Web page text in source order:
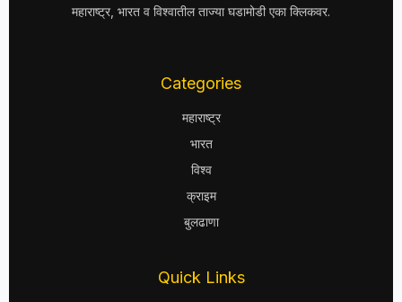
महाराष्ट्र, भारत व विश्वातील ताज्या घडामोडी एका क्लिकवर.
Categories
महाराष्ट्र
भारत
विश्व
क्राइम
बुलढाणा
Quick Links